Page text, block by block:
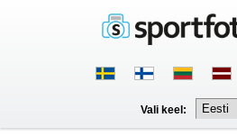
Vali keel: